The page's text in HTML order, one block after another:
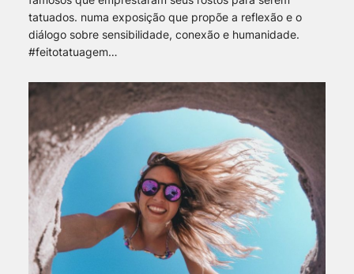
tatuados. numa exposição que propõe a reflexão e o
diálogo sobre sensibilidade, conexão e humanidade.
#feitotatuagem…